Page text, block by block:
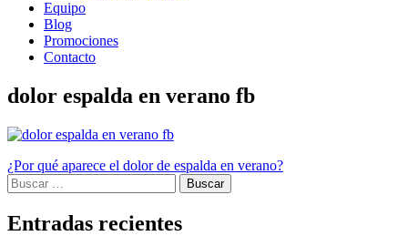
Equipo
Blog
Promociones
Contacto
dolor espalda en verano fb
Navegación
de
entradas
¿Por qué aparece el dolor de espalda en verano?
Buscar:
Entradas recientes